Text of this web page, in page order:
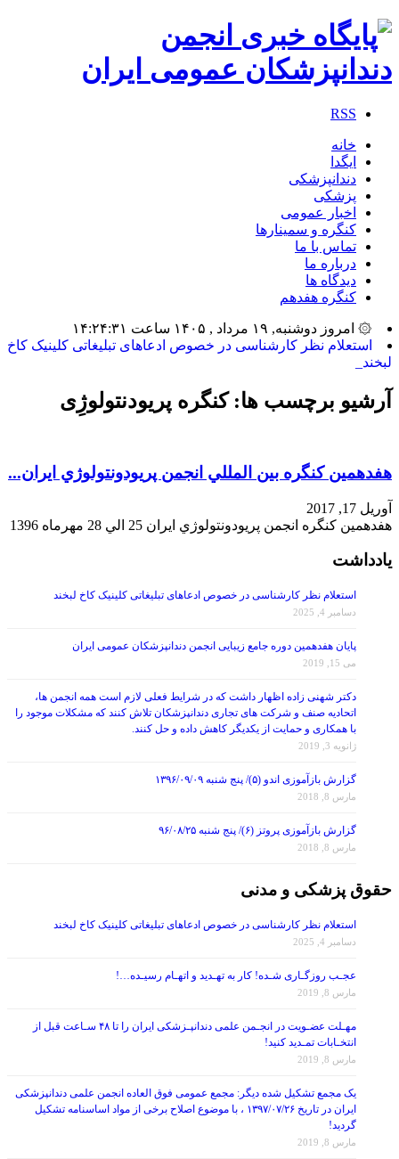
RSS
خانه
ایگدا
دندانپزشکی
پزشکی
اخبار عمومی
کنگره و سمینارها
تماس با ما
درباره ما
دیدگاه ها
کنگره هفدهم
۞ امروز دوشنبه, ۱۹ مرداد , ۱۴۰۵ ساعت ۱۴:۲۴:۳۱
استعلام نظر کارشناسی در خصوص ادعاهای تبلیغاتی کلینیک کاخ
لبخند_
آرشیو برچسب ها:کنگره پریودنتولوژِی
هفدهمين کنگره بين المللي انجمن پريودونتولوژي ايران...
آوریل 17, 2017
هفدهمين کنگره انجمن پريودونتولوژي ايران 25 الي 28 مهرماه 1396
یادداشت
استعلام نظر کارشناسی در خصوص ادعاهای تبلیغاتی کلینیک کاخ لبخند
دسامبر 4, 2025
پایان هفدهمین دوره جامع زیبایی انجمن دندانپزشکان عمومی ایران
می 15, 2019
دکتر شهنی زاده اظهار داشت که در شرایط فعلی لازم است همه انجمن ها،
اتحادیه صنف و شرکت های تجاری دندانپزشکان تلاش کنند که مشکلات موجود را
با همکاری و حمایت از یکدیگر کاهش داده و حل کنند.
ژانویه 3, 2019
گزارش بازآموزی اندو (۵)/ پنج شنبه ۱۳۹۶/۰۹/۰۹
مارس 8, 2018
گزارش بازآموزی پروتز (۶)/ پنج شنبه ۹۶/۰۸/۲۵
مارس 8, 2018
حقوق پزشکی و مدنی
استعلام نظر کارشناسی در خصوص ادعاهای تبلیغاتی کلینیک کاخ لبخند
دسامبر 4, 2025
عجـب روزگـاری شـده! کار به تهـدید و اتهـام رسیـده…!
مارس 8, 2019
مهـلت عضـویت در انجـمن علمی دندانپـزشکی ایران را تا ۴۸ سـاعت قبل از
انتخـابات تمـدید کنید!
مارس 8, 2019
یک مجمع تشکیل شده دیگر: مجمع عمومی فوق العاده انجمن علمی دندانپزشکی
ایران در تاریخ ۱۳۹۷/۰۷/۲۶ ، با موضوع اصلاح برخی از مواد اساسنامه تشکیل
گردید!
مارس 8, 2019